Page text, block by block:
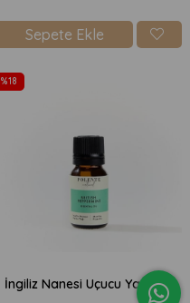
Sepete Ekle
İngiliz Nanesi Uçucu Yağı (10 ml)
%18